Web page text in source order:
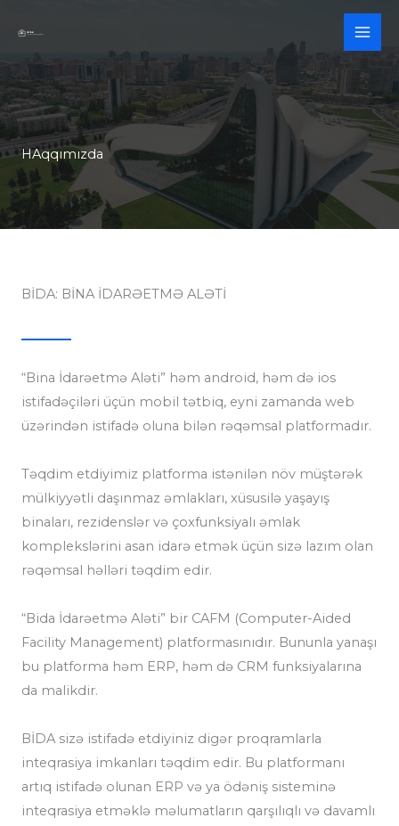
HAqqımızda
BİDA: BİNA İDARƏETMƏ ALƏTİ
“Bina İdarəetmə Aləti” həm android, həm də ios
istifadəçiləri üçün mobil tətbiq, eyni zamanda web
üzərindən istifadə oluna bilən rəqəmsal platformadır.
Təqdim etdiyimiz platforma istənilən növ müştərək
mülkiyyətli daşınmaz əmlakları, xüsusilə yaşayış
binaları, rezidenslər və çoxfunksiyalı əmlak
komplekslərini asan idarə etmək üçün sizə lazım olan
rəqəmsal həlləri təqdim edir.
“Bida İdarəetmə Aləti” bir CAFM (Computer-Aided
Facility Management) platformasınıdır. Bununla yanaşı
bu platforma həm ERP, həm də CRM funksiyalarına
da malikdir.
BİDA sizə istifadə etdiyiniz digər proqramlarla
inteqrasiya imkanları təqdim edir. Bu platformanı
artıq istifadə olunan ERP və ya ödəniş sisteminə
inteqrasiya etməklə məlumatların qarşılıqlı və davamlı